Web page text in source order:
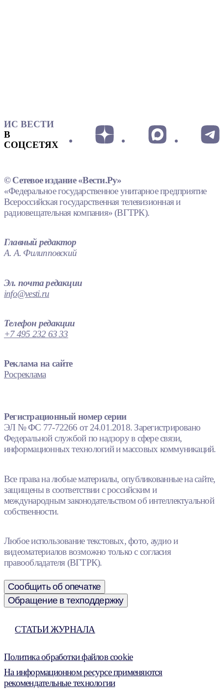
ИС ВЕСТИ
В
СОЦСЕТЯХ
© Сетевое издание «Вести.Ру»
«Федеральное государственное унитарное предприятие
Всероссийская государственная телевизионная и
радиовещательная компания» (ВГТРК).
Главный редактор
А. А. Филипповский
Эл. почта редакции
info@vesti.ru
Телефон редакции
+7 495 232 63 33
Реклама на сайте
Росреклама
Регистрационный номер серии
ЭЛ № ФС 77-72266 от 24.01.2018. Зарегистрировано
Федеральной службой по надзору в сфере связи,
информационных технологий и массовых коммуникаций.
Все права на любые материалы, опубликованные на сайте,
защищены в соответствии с российским и
международным законодательством об интеллектуальной
собственности.
Любое использование текстовых, фото, аудио и
видеоматериалов возможно только с согласия
правообладателя (ВГТРК).
Сообщить об опечатке
Обращение в техподдержку
СТАТЬИ ЖУРНАЛА
Политика обработки файлов cookie
На информационном ресурсе применяются
рекомендательные технологии